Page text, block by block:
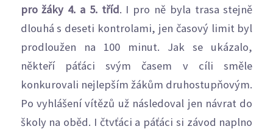
pro žáky 4. a 5. tříd. I pro ně byla trasa stejně
dlouhá s deseti kontrolami, jen časový limit byl
prodloužen na 100 minut. Jak se ukázalo,
někteří páťáci svým časem v cíli směle
konkurovali nejlepším žákům druhostupňovým.
Po vyhlášení vítězů už následoval jen návrat do
školy na oběd. I čtvťáci a páťáci si závod naplno